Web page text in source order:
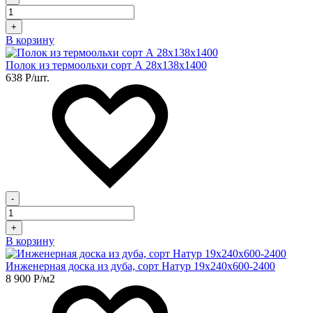
+
В корзину
Полок из термоольхи сорт А 28х138х1400
638 Р/шт.
-
+
В корзину
Инженерная доска из дуба, сорт Натур 19х240х600-2400
8 900 Р/м2